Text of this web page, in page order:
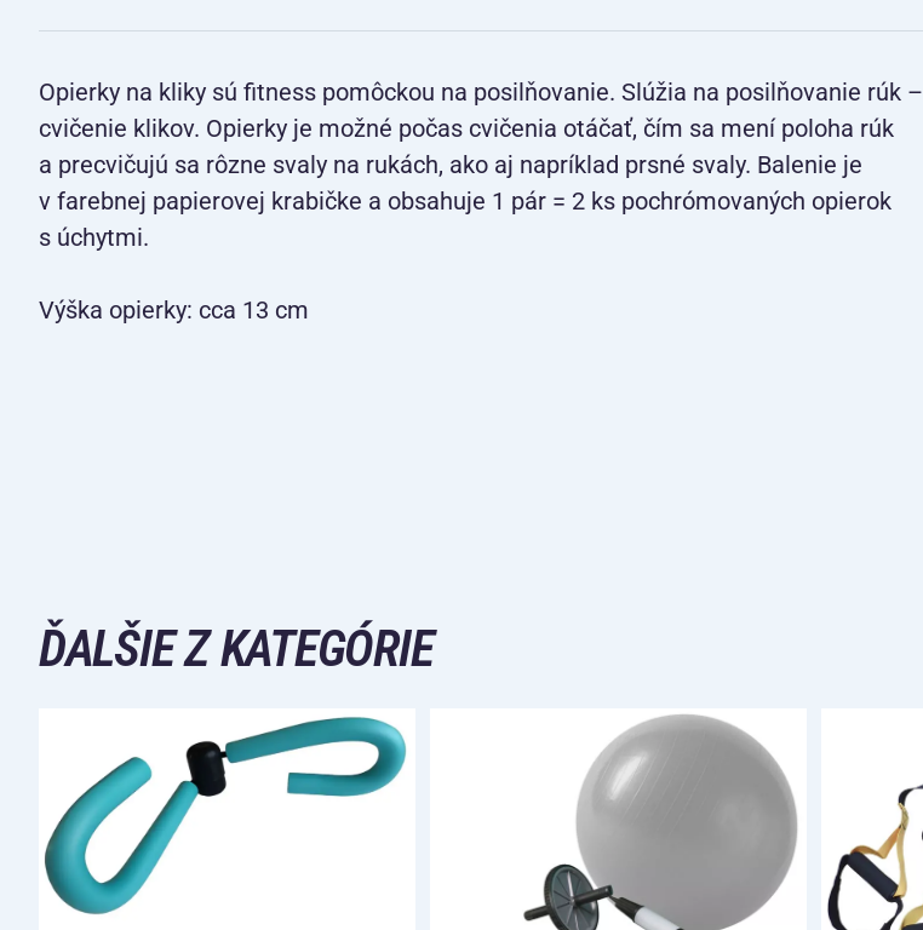
Opierky na kliky sú fitness pomôckou na posilňovanie. Slúžia na posilňovanie rúk –
cvičenie klikov. Opierky je možné počas cvičenia otáčať, čím sa mení poloha rúk
a precvičujú sa rôzne svaly na rukách, ako aj napríklad prsné svaly. Balenie je
v farebnej papierovej krabičke a obsahuje 1 pár = 2 ks pochrómovaných opierok
s úchytmi.
Výška opierky: cca 13 cm
ĎALŠIE Z KATEGÓRIE